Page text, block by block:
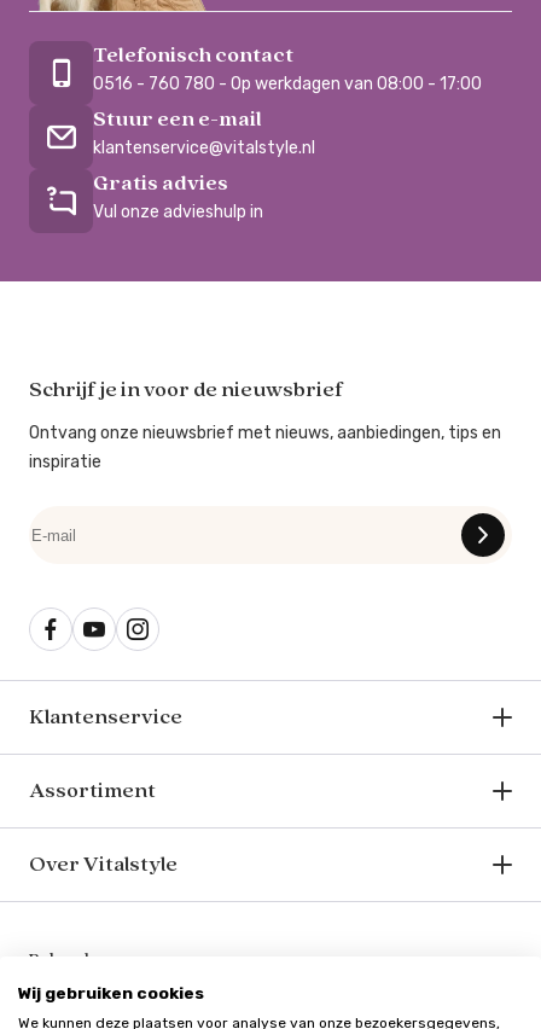
Telefonisch contact
0516 - 760 780 - Op werkdagen van 08:00 - 17:00
Stuur een e-mail
klantenservice@vitalstyle.nl
Gratis advies
Vul onze advieshulp in
Schrijf je in voor de nieuwsbrief
Ontvang onze nieuwsbrief met nieuws, aanbiedingen, tips en
inspiratie
Klantenservice
Assortiment
Over Vitalstyle
Bekend van o.a.
Wij gebruiken cookies
We kunnen deze plaatsen voor analyse van onze bezoekersgegevens,